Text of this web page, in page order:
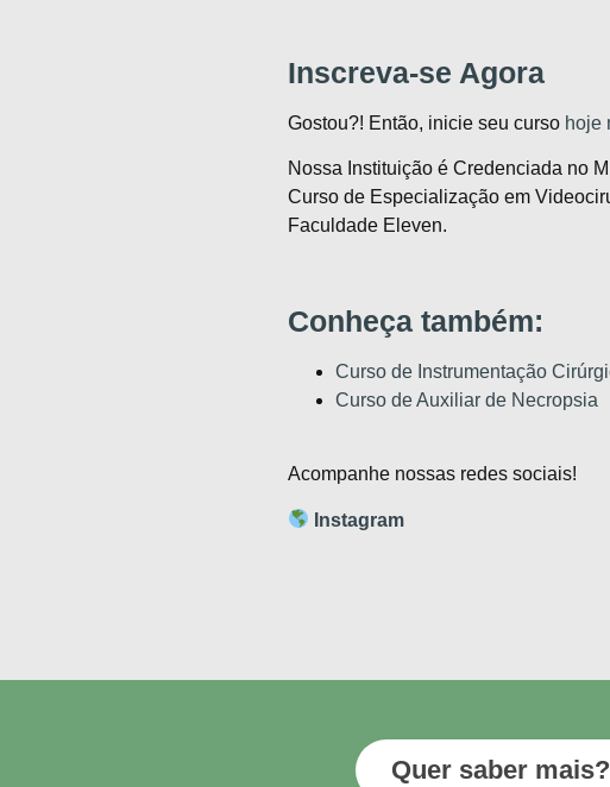
Inscreva-se Agora
Gostou?! Então, inicie seu curso hoje
Nossa Instituição é Credenciada no
Curso de Especialização em
Faculdade Eleven.
Conheça também:
Curso de Instrumentação
Curso de Auxiliar de Necropsia
Acompanhe nossas redes sociais!
Instagram
Quer saber